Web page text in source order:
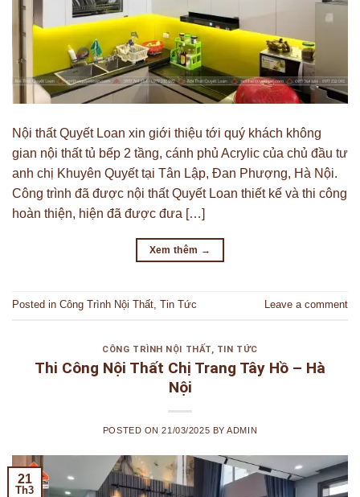
Nội thất Quyết Loan xin giới thiệu tới quý khách không
gian nội thất tủ bếp 2 tầng, cánh phủ Acrylic của chủ đầu tư
anh chị Khuyên Quyết tại Tân Lập, Đan Phượng, Hà Nội.
Công trình đã được nội thất Quyết Loan thiết kế và thi công
hoàn thiện, hiện đã được đưa […]
Xem thêm →
Posted in Công Trình Nội Thất, Tin Tức Leave a comment
CÔNG TRÌNH NỘI THẤT, TIN TỨC
Thi Công Nội Thất Chị Trang Tây Hồ – Hà
Nội
POSTED ON21/03/2025 BYADMIN
21
Th3